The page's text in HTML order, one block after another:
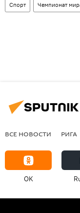
Спорт Чемпионат
ВСЕ НОВОСТИ РИГА
OK